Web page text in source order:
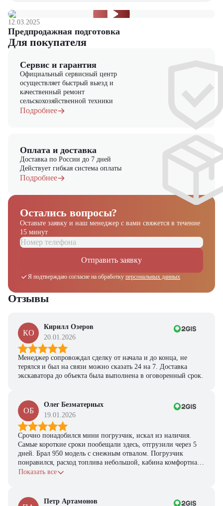
12.03.2025
Предпродажная подготовка
Для покупателя
Сервис и гарантия
Официальный сервисный центр
осуществляет быстрый выезд и
качественный ремонт
сельскохозяйственной техники
Подробнее
Оплата и доставка
Доставка по России до 7 дней
Действует гибкая система оплаты
Подробнее
Остались вопросы?
Оставьте заявку и наш менеджер с вами свяжется в течение
15 минут
Отправить заявку
Я подтверждаю согласие на обработку персональных данных
Отзывы
КО
Кирилл Озеров
20.01.2026
Менеджер сопровождал сделку от начала и до конца, не
терялся и был на связи можно сказать 24 на 7. Доставка
экскаватора до объекта была выполнена в оговоренный срок.
ОБ
Олег Безматерных
19.01.2026
Срочно понадобился мини погрузчик, искал из наличия.
Самые короткие сроки пообещали здесь, отгрузили через 5
дней. Брал 950 модель с снежным отвалом. Погрузчик
понравился, расход топлива небольшой, кабина комфортная,
с задачами справляется.
Показать все
Петр Артамонов